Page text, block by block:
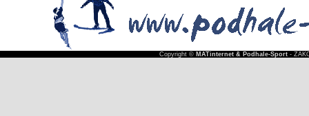
Copyright © MATinternet & Podhale-Sport-